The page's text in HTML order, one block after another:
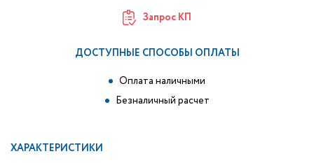
Запрос КП
ДОСТУПНЫЕ СПОСОБЫ ОПЛАТЫ
Оплата наличными
Безналичный расчет
ХАРАКТЕРИСТИКИ